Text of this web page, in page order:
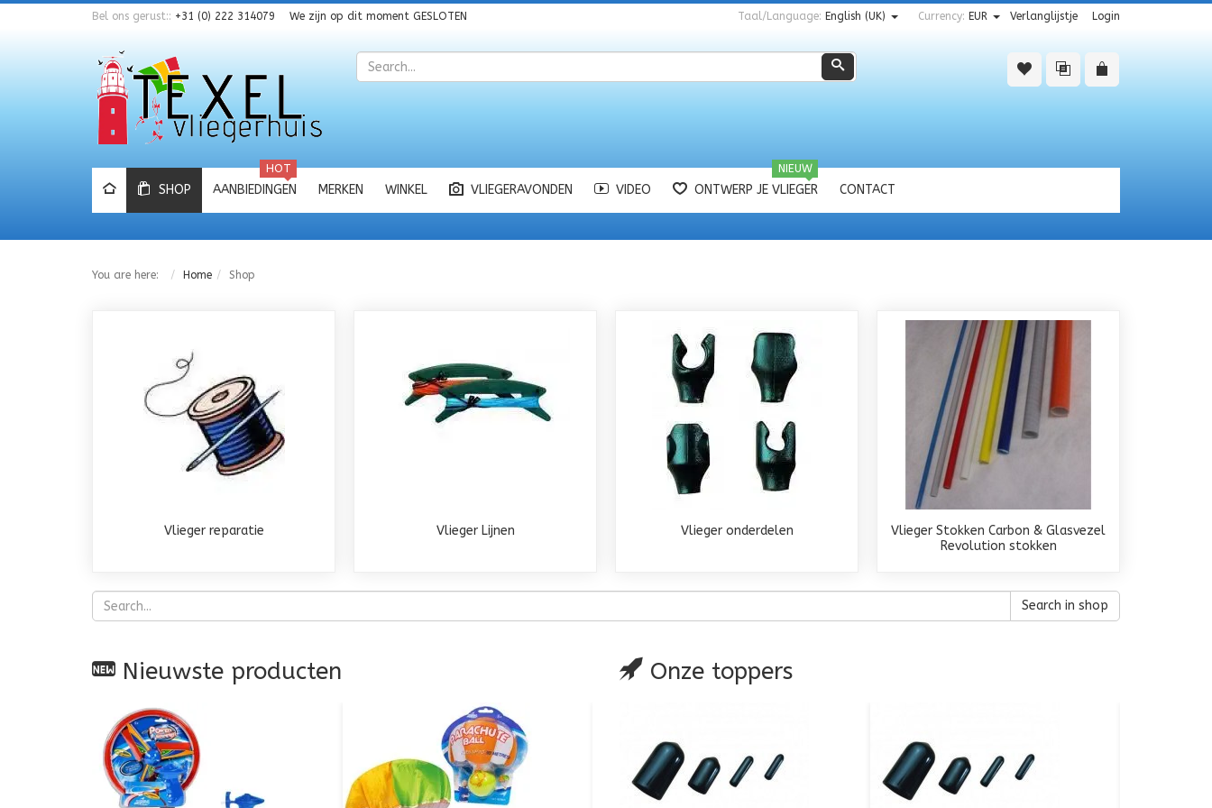
Bel ons gerust:: +31 (0) 222 314079 We zijn op dit moment GESLOTEN Verlanglijstje Login
Currency: EUR
Taal/Language: English (UK)
Zoeken
Zoeken
SHOP AANBIEDINGEN
HOT
MERKEN WINKEL VLIEGERAVONDEN VIDEO ONTWERP JE VLIEGER
NIEUW
CONTACT
You are here: Home Shop
Vlieger reparatie Vlieger Lijnen Vlieger onderdelen
Vlieger Stokken Carbon & Glasvezel
Revolution stokken
Search in shop
Nieuwste producten Onze toppers